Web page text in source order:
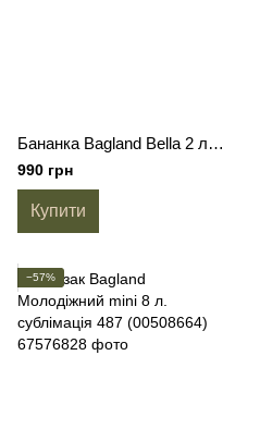
Бананка Bagland Bella 2 л. сублімація 154 (00202664)
990 грн
Купити
−57%